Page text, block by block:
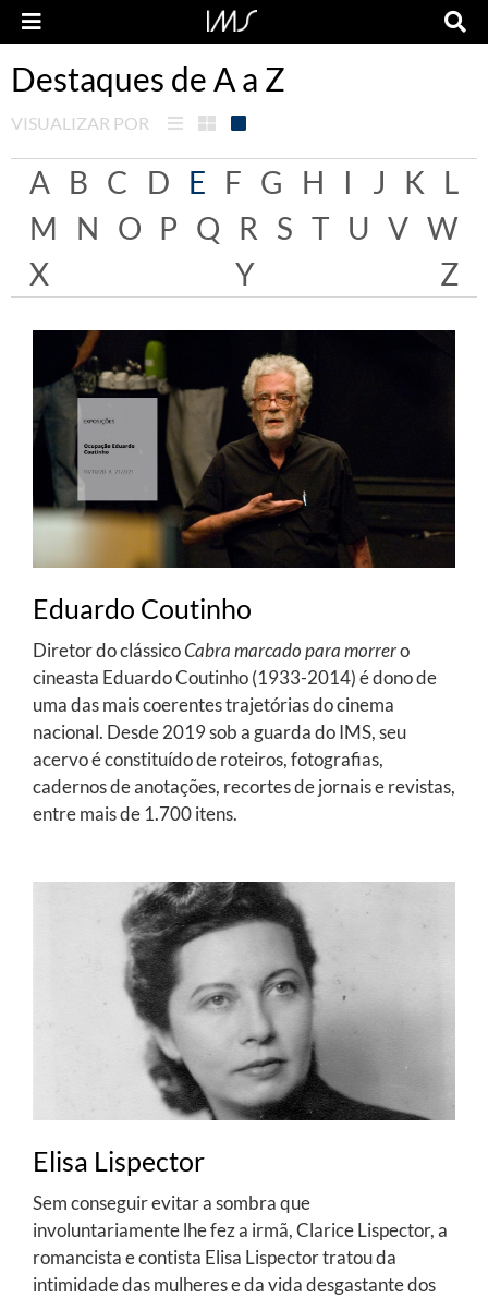
Destaques de A a Z
VISUALIZAR POR
A B C D E F G H I J K L
M
N O P Q R S T U V W
X
Y Z
Eduardo Coutinho
Diretor do clássicoCabra marcado para morrero
cineasta Eduardo Coutinho (1933-2014) é dono de
uma das mais coerentes trajetórias do cinema
nacional. Desde 2019 sob a guarda do IMS, seu
acervo é constituído de roteiros, fotografias,
cadernos de anotações, recortes de jornais e revistas,
entre mais de 1.700 itens.
Elisa Lispector
Sem conseguir evitar a sombra que
involuntariamente lhe fez a irmã, Clarice Lispector, a
romancista e contista Elisa Lispector tratou da
intimidade das mulheres e da vida desgastante dos